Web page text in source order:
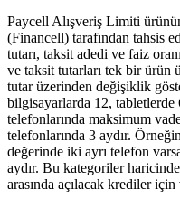
Paycell Alışveriş Limiti
(Financell) tarafından tahsis
tutarı, taksit adedi ve faiz
ve taksit tutarları tek bir ürün
tutar üzerinden değişiklik
bilgisayarlarda 12, tabletlerde
telefonlarında maksimum
telefonlarında 3 aydır.
değerinde iki ayrı telefon
aydır. Bu kategoriler
arasında açılacak krediler için